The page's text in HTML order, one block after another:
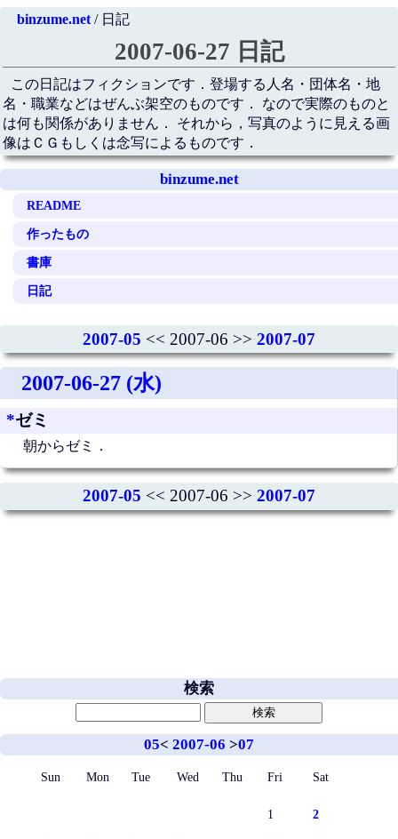
binzume.net/ 日記
2007-06-27 日記
この日記はフィクションです．登場する人名・団体名・地
名・職業などはぜんぶ架空のものです． なので実際のものと
は何も関係がありません． それから，写真のように見える画
像はＣＧもしくは念写によるものです．
binzume.net
README
作ったもの
書庫
日記
2007-05 << 2007-06 >> 2007-07
2007-06-27 (水)
*ゼミ
朝からゼミ．
2007-05 << 2007-06 >> 2007-07
検索
05< 2007-06 >07
Sun Mon Tue Wed Thu Fri Sat
1 2